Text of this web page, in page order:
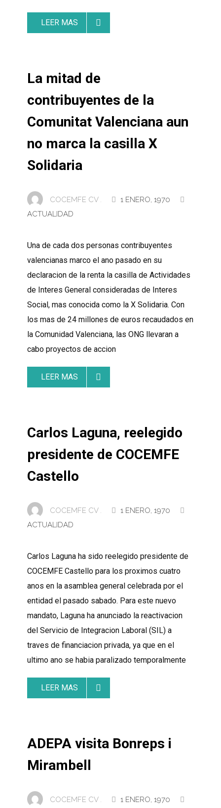
LEER MAS
La mitad de
contribuyentes de la
Comunitat Valenciana aun
no marca la casilla X
Solidaria
COCEMFE CV .
1 ENERO, 1970
ACTUALIDAD
Una de cada dos personas contribuyentes
valencianas marco el ano pasado en su
declaracion de la renta la casilla de Actividades
de Interes General consideradas de Interes
Social, mas conocida como la X Solidaria. Con
los mas de 24 millones de euros recaudados en
la Comunidad Valenciana, las ONG llevaran a
cabo proyectos de accion
LEER MAS
Carlos Laguna, reelegido
presidente de COCEMFE
Castello
COCEMFE CV .
1 ENERO, 1970
ACTUALIDAD
Carlos Laguna ha sido reelegido presidente de
COCEMFE Castello para los proximos cuatro
anos en la asamblea general celebrada por el
entidad el pasado sabado. Para este nuevo
mandato, Laguna ha anunciado la reactivacion
del Servicio de Integracion Laboral (SIL) a
traves de financiacion privada, ya que en el
ultimo ano se habia paralizado temporalmente
LEER MAS
ADEPA visita Bonreps i
Mirambell
COCEMFE CV . 1 ENERO, 1970